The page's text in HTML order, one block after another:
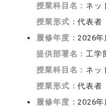
授業科目名： ネッ
授業形式：代表者
履修年度： 2026年
提供部署名： 工学
授業科目名： ネッ
授業形式：代表者
履修年度： 2026年